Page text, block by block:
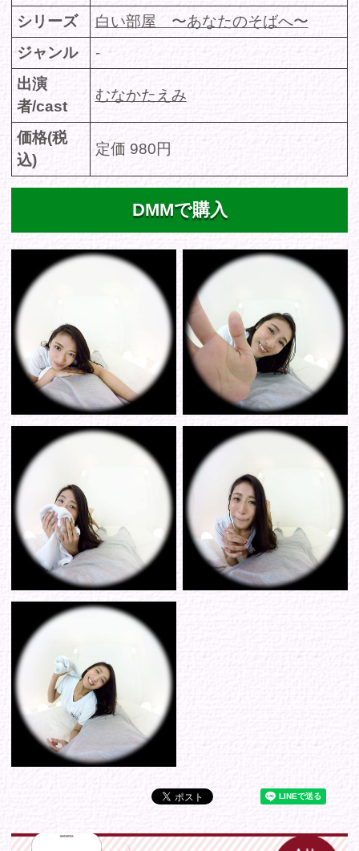
シリーズから選ぶ
ゾーンから選ぶ